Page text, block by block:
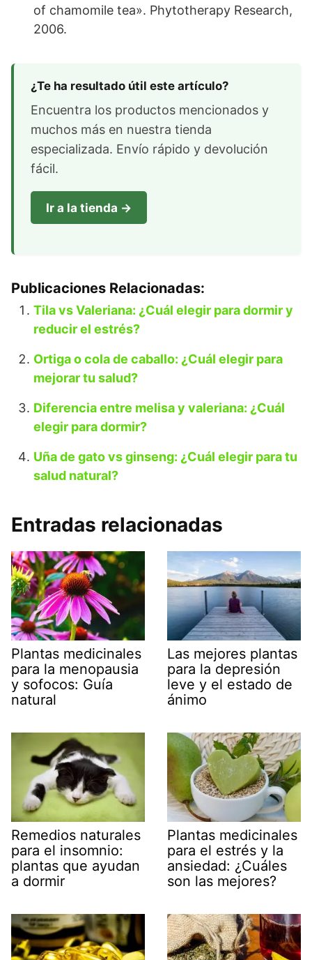
of chamomile tea». Phytotherapy Research,
2006.
¿Te ha resultado útil este artículo?
Encuentra los productos mencionados y
muchos más en nuestra tienda
especializada. Envío rápido y devolución
fácil.
Ir a la tienda →
Publicaciones Relacionadas:
Tila vs Valeriana: ¿Cuál elegir para dormir y
reducir el estrés?
Ortiga o cola de caballo: ¿Cuál elegir para
mejorar tu salud?
Diferencia entre melisa y valeriana: ¿Cuál
elegir para dormir?
Uña de gato vs ginseng: ¿Cuál elegir para tu
salud natural?
Entradas relacionadas
Plantas medicinales
para la menopausia
y sofocos: Guía
natural
Las mejores plantas
para la depresión
leve y el estado de
ánimo
Remedios naturales
para el insomnio:
plantas que ayudan
a dormir
Plantas medicinales
para el estrés y la
ansiedad: ¿Cuáles
son las mejores?